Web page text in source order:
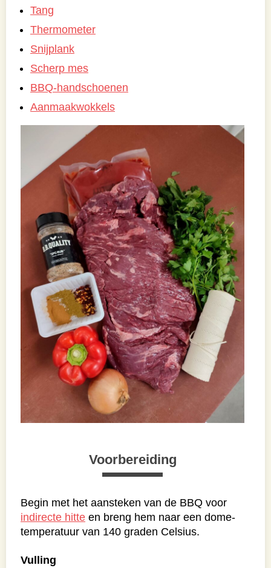
Tang
Thermometer
Snijplank
Scherp mes
BBQ-handschoenen
Aanmaakwokkels
Voorbereiding
Begin met het aansteken van de BBQ voor
indirecte hitte en breng hem naar een dome-
temperatuur van 140 graden Celsius.
Vulling